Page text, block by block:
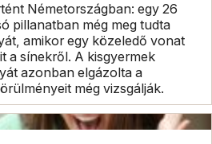
Németországban: egy 26
pillanatban még meg tudta
amikor egy közeledő vonat
a sínekről. A kisgyermek
azonban elgázolta a
még vizsgálják.